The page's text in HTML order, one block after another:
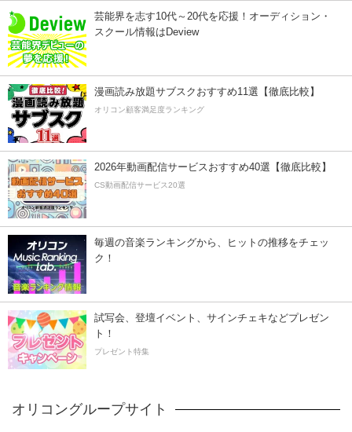
芸能界を志す10代～20代を応援！オーディション・
スクール情報はDeview
漫画読み放題サブスクおすすめ11選【徹底比較】
オリコン顧客満足度ランキング
2026年動画配信サービスおすすめ40選【徹底比較】
CS動画配信サービス20選
毎週の音楽ランキングから、ヒットの推移をチェッ
ク！
試写会、登壇イベント、サインチェキなどプレゼン
ト！
プレゼント特集
オリコングループサイト